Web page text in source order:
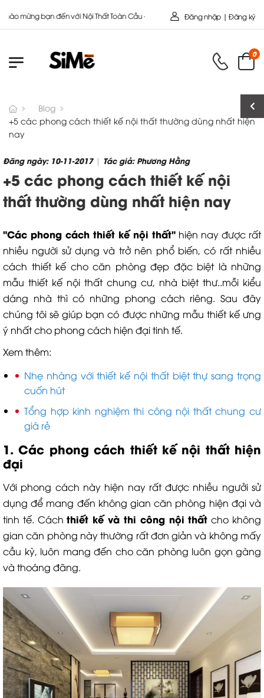
Cầu - Công ty cổ Phần SIMEHOME Đăng nhập | Đăng ký
0
Blog
+5 các phong cách thiết kế nội thất thường dùng nhất hiện
nay
Đăng ngày: 10-11-2017| Tác giả: Phương Hằng
+5 các phong cách thiết kế nội
thất thường dùng nhất hiện nay
"Các phong cách thiết kế nội thất" hiện nay được rất
nhiều người sử dụng và trở nên phổ biến, có rất nhiều
cách thiết kế cho căn phòng đẹp đặc biệt là những
mẫu thiết kế nội thất chung cư, nhà biệt thư..mỗi kiểu
dáng nhà thì có những phong cách riêng. Sau đây
chúng tôi sẽ giúp bạn có được những mẫu thiết kế ưng
ý nhất cho phong cách hiện đại tinh tế.
Xem thêm:
Nhẹ nhàng với thiết kế nội thất biệt thự sang trọng
cuốn hút
Tổng hợp kinh nghiệm thi công nội thất chung cư
giá rẻ
1. Các phong cách thiết kế nội thất hiện
đại
Với phong cách này hiện nay rất được nhiều ngưởi sử
dụng để mang đến không gian căn phòng hiện đại và
tinh tế. Cáchthiết kế và thi công nội thất cho không
gian căn phòng này thường rất đơn giản và không mấy
cầu kỳ, luôn mang đến cho căn phòng luôn gọn gàng
và thoáng đãng.